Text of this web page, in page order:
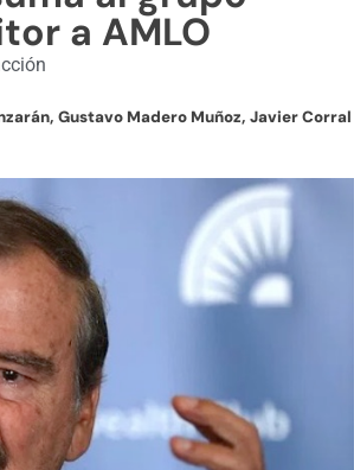
a AMLO
Gustavo Madero Muñoz, Javier Corral